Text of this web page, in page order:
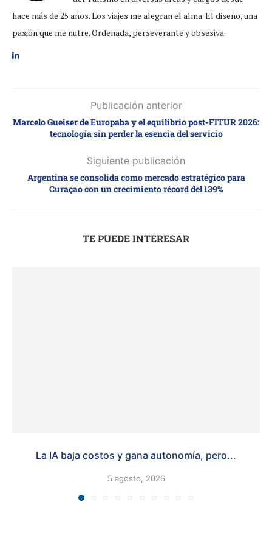
hace más de 25 años. Los viajes me alegran el alma. El diseño, una
pasión que me nutre. Ordenada, perseverante y obsesiva.
Publicación anterior
Marcelo Gueiser de Europaba y el equilibrio post-FITUR 2026:
tecnología sin perder la esencia del servicio
Siguiente publicación
Argentina se consolida como mercado estratégico para
Curaçao con un crecimiento récord del 139%
TE PUEDE INTERESAR
La IA baja costos y gana autonomía, pero...
5 agosto, 2026